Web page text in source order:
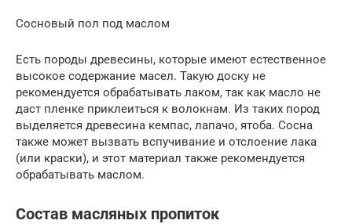
Сосновый пол под маслом
Есть породы древесины, которые имеют естественное
высокое содержание масел. Такую доску не
рекомендуется обрабатывать лаком, так как масло не
даст пленке приклеиться к волокнам. Из таких пород
выделяется древесина кемпас, лапачо, ятоба. Сосна
также может вызвать вспучивание и отслоение лака
(или краски), и этот материал также рекомендуется
обрабатывать маслом.
Состав масляных пропиток